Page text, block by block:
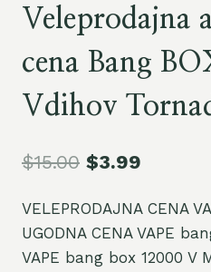
Veleprodajna
cena Bang
Vdihov
$15.00 $3.99
VELEPRODAJNA CENA
UGODNA CENA VAPE
VAPE bang box 12000 V